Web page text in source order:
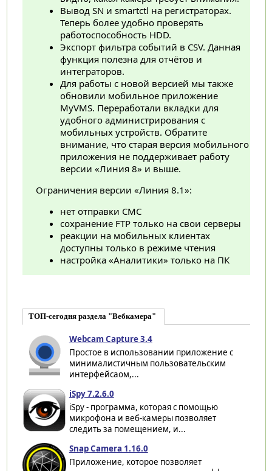
Вывод SN и smartctl на регистраторах.
Теперь более удобно проверять
работоспособность HDD.
Экспорт фильтра событий в CSV. Данная
функция полезна для отчётов и
интеграторов.
Для работы с новой версией мы также
обновили мобильное приложение
MyVMS. Переработали вкладки для
удобного администрирования с
мобильных устройств. Обратите
внимание, что старая версия мобильного
приложения не поддерживает работу
версии «Линия 8» и выше.
Ограничения версии «Линия 8.1»:
нет отправки СМС
сохранение FTP только на свои серверы
реакции на мобильных клиентах
доступны только в режиме чтения
настройка «Аналитики» только на ПК
ТОП-сегодня раздела "Вебкамера"
Webcam Capture 3.4
Простое в использовании приложение с
минималистичным пользовательским
интерфейсаом,...
iSpy 7.2.6.0
iSpy - программа, которая с помощью
микрофона и веб-камеры позволяет
следить за помещением, и...
Snap Camera 1.16.0
Приложение, которое позволяет